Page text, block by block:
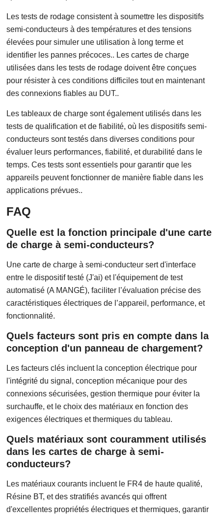
Les tests de rodage consistent à soumettre les dispositifs
semi-conducteurs à des températures et des tensions
élevées pour simuler une utilisation à long terme et
identifier les pannes précoces.. Les cartes de charge
utilisées dans les tests de rodage doivent être conçues
pour résister à ces conditions difficiles tout en maintenant
des connexions fiables au DUT..
Les tableaux de charge sont également utilisés dans les
tests de qualification et de fiabilité, où les dispositifs semi-
conducteurs sont testés dans diverses conditions pour
évaluer leurs performances, fiabilité, et durabilité dans le
temps. Ces tests sont essentiels pour garantir que les
appareils peuvent fonctionner de manière fiable dans les
applications prévues..
FAQ
Quelle est la fonction principale d'une carte
de charge à semi-conducteurs?
Une carte de charge à semi-conducteur sert d'interface
entre le dispositif testé (J'ai) et l'équipement de test
automatisé (A MANGÉ), faciliter l’évaluation précise des
caractéristiques électriques de l’appareil, performance, et
fonctionnalité.
Quels facteurs sont pris en compte dans la
conception d'un panneau de chargement?
Les facteurs clés incluent la conception électrique pour
l'intégrité du signal, conception mécanique pour des
connexions sécurisées, gestion thermique pour éviter la
surchauffe, et le choix des matériaux en fonction des
exigences électriques et thermiques du tableau.
Quels matériaux sont couramment utilisés
dans les cartes de charge à semi-
conducteurs?
Les matériaux courants incluent le FR4 de haute qualité,
Résine BT, et des stratifiés avancés qui offrent
d'excellentes propriétés électriques et thermiques, garantir